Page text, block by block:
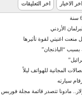
الاخبار اخر التعليقات
الأردني
اغنيتي لقوة تأثيرها
“الباذنجان”
المجانية للهواتف ليلاً
125 مليون دولار.. مادونا تتصدر قائمة مجلة فوربس